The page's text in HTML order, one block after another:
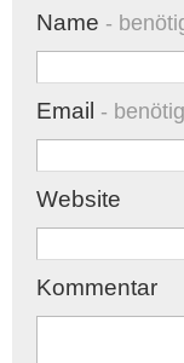
Name -
Email -
Website
Kommentar